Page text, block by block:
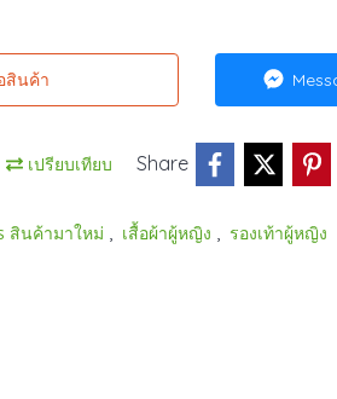
สินค้า
เปรียบเทียบ Share
สินค้ามาใหม่ เสื้อผ้าผู้หญิง รองเท้าผู้หญิง